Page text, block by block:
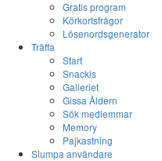
Gratis program
Körkortsfrågor
Lösenordsgenerator
Träffa
Start
Snackis
Galleriet
Gissa Åldern
Sök medlemmar
Memory
Pajkastning
Slumpa användare